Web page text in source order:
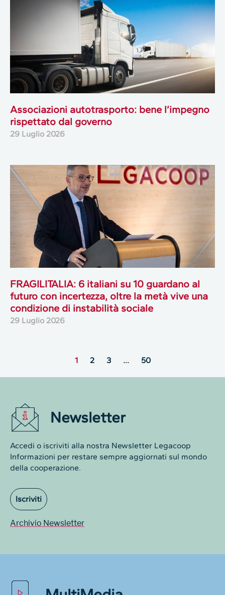
Associazioni autotrasporto: bene l’impegno
rispettato dal governo
29 Luglio 2026
FRAGILITALIA: 6 italiani su 10 guardano al
futuro con incertezza, oltre la metà vive una
condizione di instabilità sociale
29 Luglio 2026
1 2 3 … 50
Newsletter
Accedi o iscriviti alla nostra Newsletter Legacoop
Informazioni per restare sempre aggiornati sul mondo
della cooperazione.
Iscriviti
Archivio Newsletter